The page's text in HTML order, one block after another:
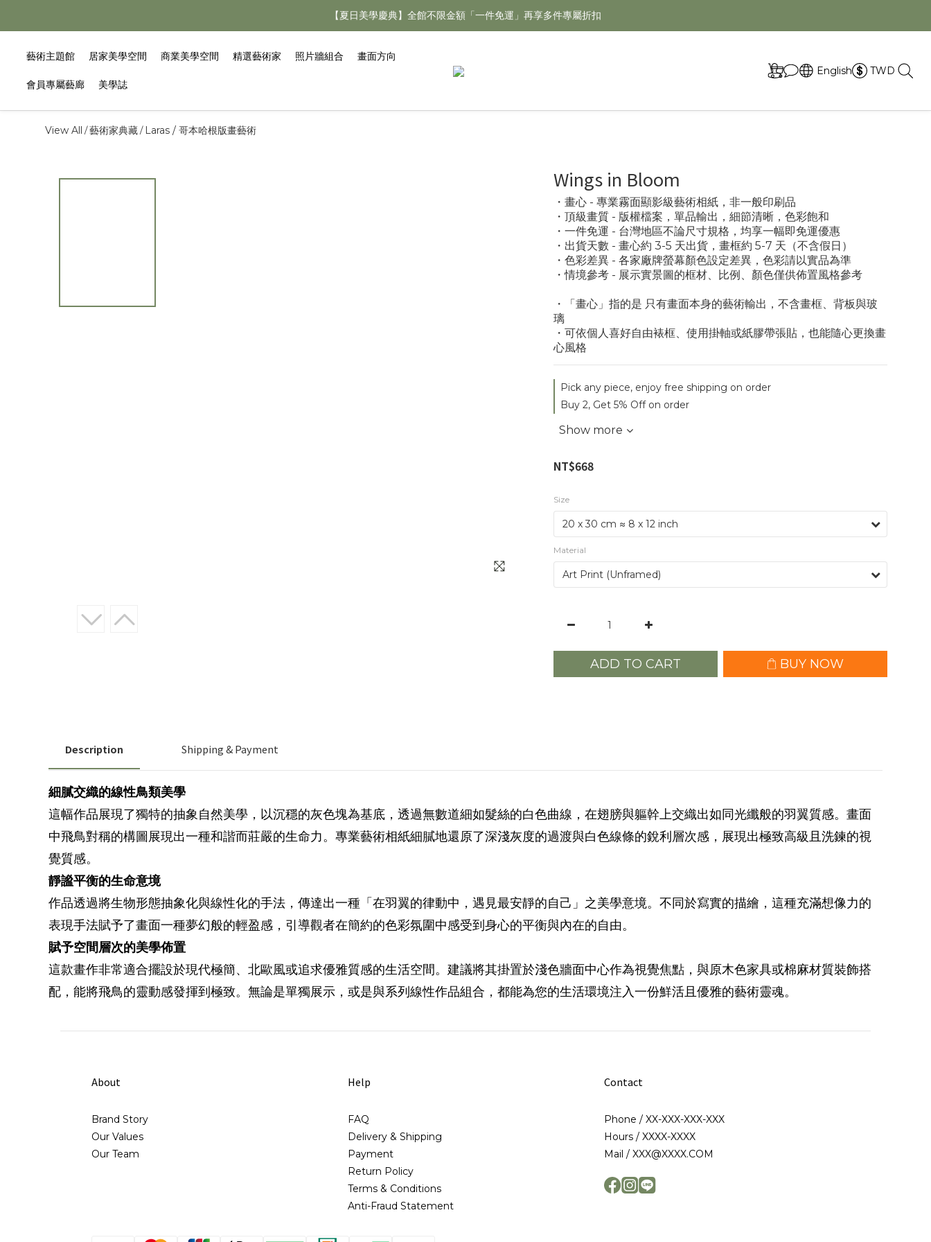
【夏日美學慶典】全館不限金額「一件免運」再享多件專屬折扣
【夏日美學慶典】全館不限金額「一件免運」再享多件專屬折扣
【夏日美學慶典】全館不限金額「一件免運」再享多件專屬折扣
藝術主題館 居家美學空間 商業美學空間 精選藝術家 照片牆組合 畫面方向
會員專屬藝廊 美學誌
English TWD
View All /藝術家典藏/ Laras / 哥本哈根版畫藝術
Wings in Bloom
・畫心 - 專業霧面顯影級藝術相紙，非一般印刷品
・頂級畫質 - 版權檔案，單品輸出，細節清晰，色彩飽和
・一件免運 - 台灣地區不論尺寸規格，均享一幅即免運優惠
・出貨天數 - 畫心約 3-5 天出貨，畫框約 5-7 天（不含假日）
・色彩差異 - 各家廠牌螢幕顏色設定差異，色彩請以實品為準
・情境參考 - 展示實景圖的框材、比例、顏色僅供佈置風格參考
・「畫心」指的是 只有畫面本身的藝術輸出，不含畫框、背板與玻
璃
・可依個人喜好自由裱框、使用掛軸或紙膠帶張貼，也能隨心更換畫
心風格
Pick any piece, enjoy free shipping on order
Buy 2, Get 5% Off on order
Show more
NT$668
Size
Material
ADD TO CART BUY NOW
Description Shipping & Payment
細膩交織的線性鳥類美學
這幅作品展現了獨特的抽象自然美學，以沉穩的灰色塊為基底，透過無數道細如髮絲的白色曲線，在翅膀與軀幹上交織出如同光纖般的羽翼質感。畫面
中飛鳥對稱的構圖展現出一種和諧而莊嚴的生命力。專業藝術相紙細膩地還原了深淺灰度的過渡與白色線條的銳利層次感，展現出極致高級且洗鍊的視
覺質感。
靜謐平衡的生命意境
作品透過將生物形態抽象化與線性化的手法，傳達出一種「在羽翼的律動中，遇見最安靜的自己」之美學意境。不同於寫實的描繪，這種充滿想像力的
表現手法賦予了畫面一種夢幻般的輕盈感，引導觀者在簡約的色彩氛圍中感受到身心的平衡與內在的自由。
賦予空間層次的美學佈置
這款畫作非常適合擺設於現代極簡、北歐風或追求優雅質感的生活空間。建議將其掛置於淺色牆面中心作為視覺焦點，與原木色家具或棉麻材質裝飾搭
配，能將飛鳥的靈動感發揮到極致。無論是單獨展示，或是與系列線性作品組合，都能為您的生活環境注入一份鮮活且優雅的藝術靈魂。
About
Brand Story
Our Values
Our Team
Help
FAQ
Delivery & Shipping
Payment
Return Policy
Terms & Conditions
Anti-Fraud Statement
Contact
Phone / XX-XXX-XXX-XXX
Hours / XXXX-XXXX
Mail / XXX@XXXX.COM